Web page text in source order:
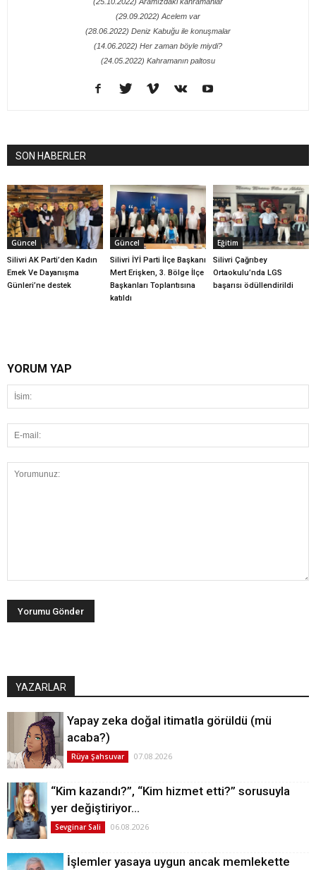
(29.09.2022) Acelem var
(28.06.2022) Deniz Kabuğu ile konuşmalar
(14.06.2022) Her zaman böyle miydi?
(24.05.2022) Kahramanın paltosu
SON HABERLER
Güncel
Silivri AK Parti’den Kadın
Emek Ve Dayanışma
Günleri’ne destek
Güncel
Silivri İYİ Parti İlçe Başkanı
Mert Erişken, 3. Bölge İlçe
Başkanları Toplantısına
katıldı
Eğitim
Silivri Çağrıbey
Ortaokulu’nda LGS
başarısı ödüllendirildi
YORUM YAP
YAZARLAR
Yapay zeka doğal itimatla görüldü (mü
acaba?)
Rüya Şahsuvar 07.08.2026
“Kim kazandı?”, “Kim hizmet etti?” sorusuyla
yer değiştiriyor…
Sevginar Sali 06.08.2026
İşlemler yasaya uygun ancak memlekette